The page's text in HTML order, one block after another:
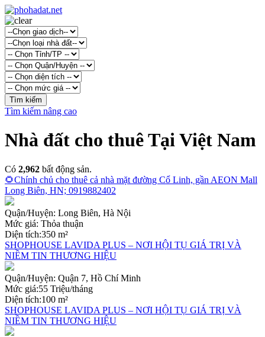
Tìm kiếm nâng cao
Nhà đất cho thuê Tại Việt Nam
Có 2,962 bất động sản.
🌻Chính chủ cho thuê cả nhà mặt đường Cổ Linh, gần AEON Mall
Long Biên, HN; 0919882402
Quận/Huyện: Long Biên, Hà Nội
Mức giá: Thỏa thuận
Diện tích:350 m²
SHOPHOUSE LAVIDA PLUS – NƠI HỘI TỤ GIÁ TRỊ VÀ
NIỀM TIN THƯƠNG HIỆU
Quận/Huyện: Quận 7, Hồ Chí Minh
Mức giá:55 Triệu/tháng
Diện tích:100 m²
SHOPHOUSE LAVIDA PLUS – NƠI HỘI TỤ GIÁ TRỊ VÀ
NIỀM TIN THƯƠNG HIỆU